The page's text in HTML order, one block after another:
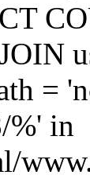
=
%' in